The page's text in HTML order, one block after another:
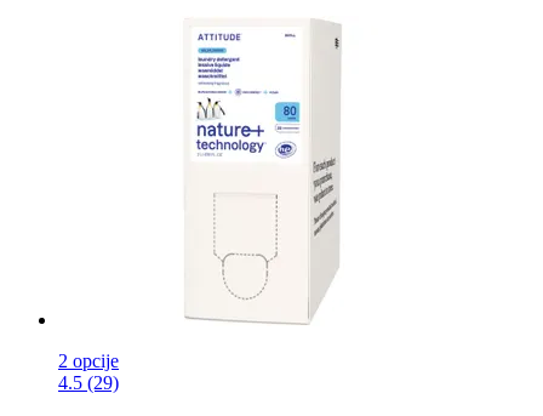
2 opcije
4.5 (29)